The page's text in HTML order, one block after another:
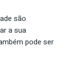
são
a sua
pode ser